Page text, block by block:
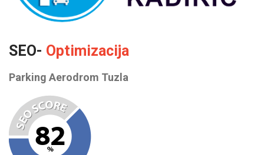
SEO- Optimizacija
Parking Aerodrom Tuzla